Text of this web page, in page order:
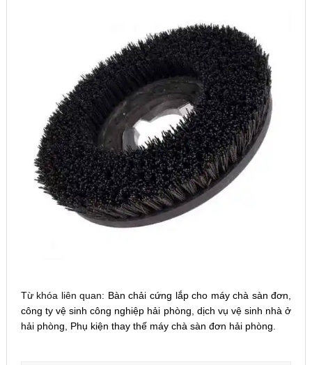
Từ khóa liên quan: Bàn chải cứng lắp cho máy chà sàn đơn
công ty vệ sinh công nghiệp hải phòng dịch vụ vệ sinh nhà ở
hải phòng
Phụ kiện thay thế máy chà sàn đơn hải phòng